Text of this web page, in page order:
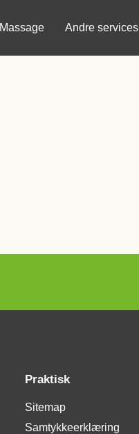
Massage Andre services
Praktisk
Sitemap
Samtykkeerklæring